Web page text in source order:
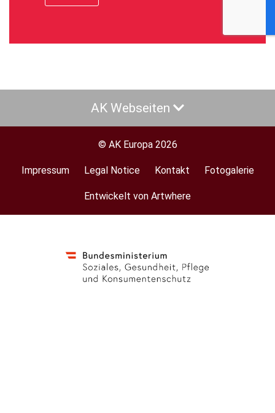
AK Webseiten
© AK Europa 2026
Footer
Impressum Legal Notice Kontakt Fotogalerie
Entwickelt von Artwhere